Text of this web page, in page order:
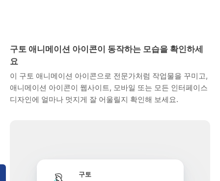
구토 애니메이션 아이콘이 동작하는 모습을 확인하세
요
이 구토 애니메이션 아이콘으로 전문가처럼 작업물을 꾸미고,
애니메이션 아이콘이 웹사이트, 모바일 또는 모든 인터페이스
디자인에 얼마나 멋지게 잘 어울릴지 확인해 보세요.
구토